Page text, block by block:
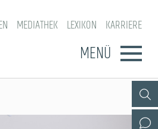
MEDIATHEK LEXIKON KARRIERE
MENÜ